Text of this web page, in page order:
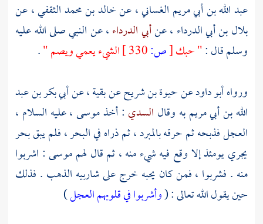
عبد الله بن أبي مريم الغساني، عنخالد بن محمد الثقفي، عن
بلال بن أبي الدرداء ، عنأبي الدرداء، عن النبي صلى الله عليه
وسلم قال :" حبك[ص: الشيء يعمي ويصم ".
ورواهأبو داودعنحيوة بن شريحعنبقية، عنأبي بكر بن عبد
الله بن أبي مريمبه وقال السدي : أخذموسى، عليه السلام ،
العجل فذبحه ثم حرقه بالمبرد ، ثم ذراه في البحر ، فلم يبق بحر
يجري يومئذ إلا وقع فيه شيء منه ، ثم قال لهمموسى: اشربوا
منه . فشربوا ، فمن كان يحبه خرج على شاربيه الذهب . فذلك
حين يقول الله تعالى : (وأشربوا في قلوبهم العجل)